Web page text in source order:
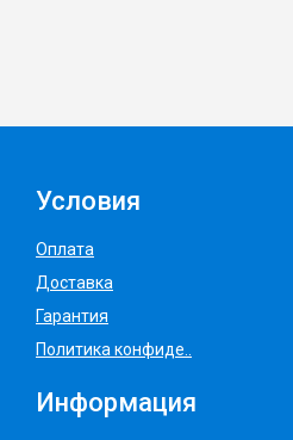
Условия
Оплата
Доставка
Гарантия
Политика конфиде..
Информация